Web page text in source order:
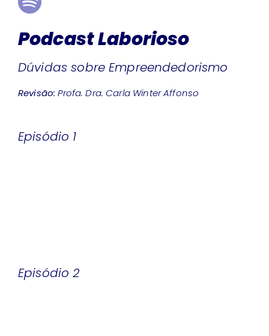
Podcast Laborioso
Dúvidas sobre Empreendedorismo
Revisão: Profa. Dra. Carla Winter Affonso
Episódio 1
Episódio 2